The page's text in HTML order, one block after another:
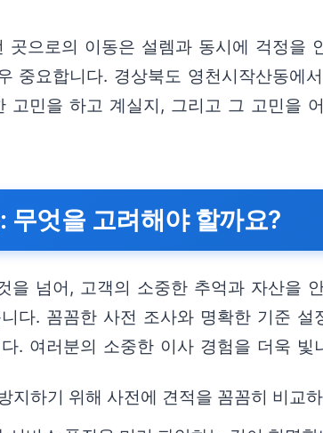
으로의 이동은 설렘과 동시에 걱정을
중요합니다. 경상북도 영천시작산동
고민을 하고 계실지, 그리고 그 고민을
무엇을 고려해야 할까요?
을 넘어, 고객의 소중한 추억과 자산을
다. 꼼꼼한 사전 조사와 명확한 기준
. 여러분의 소중한 이사 경험을 더욱
지하기 위해 사전에 견적을 꼼꼼히 비교